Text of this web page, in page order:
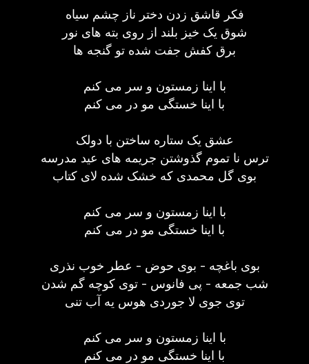
فکر قاشق زدن دختر ناز چشم سیاه
شوق یک خیز بلند از روی بته های نور
برق کفش جفت شده تو گنجه ها
با اینا زمستون و سر می کنم
با اینا خستگی مو در می کنم
عشق یک ستاره ساختن با دولک
ترس نا تموم گذوشتن جریمه های عید مدرسه
بوی گل محمدی که خشک شده لای کتاب
با اینا زمستون و سر می کنم
با اینا خستگی مو در می کنم
بوی باغچه - بوی حوض - عطر خوب نذری
شب جمعه - پی فانوس - توی کوچه گم شدن
توی جوی لا جوردی هوس یه آب تنی
با اینا زمستون و سر می کنم
با اینا خستگی مو در می کنم